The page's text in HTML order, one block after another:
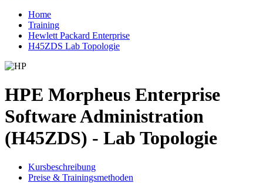
Home
Training
Hewlett Packard Enterprise
H45ZDS Lab Topologie
HPE Morpheus Enterprise
Software Administration
(H45ZDS) - Lab Topologie
Kursbeschreibung
Preise & Trainingsmethoden